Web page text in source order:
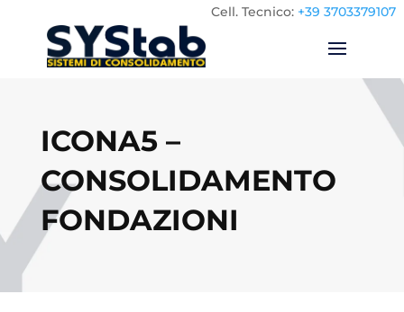
Cell. Tecnico: +39 3703379107
ICONA5 –
CONSOLIDAMENTO
FONDAZIONI